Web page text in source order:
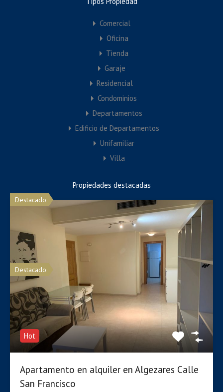
Apartamento en alquiler 2 Habitaciones en
Apartamento seminuevo en La Ñora, calle Rosario 21.
2
Baños
1
Área
88M²
€600 al mes
Destacado
Comercial
Oficina
Tienda
Garaje
Residencial
Condominios
Departamentos
Edificio de Departamentos
Unifamiliar
Villa
Propiedades destacadas
Destacado
Hot
Apartamento en alquiler en Algezares Calle
San Francisco